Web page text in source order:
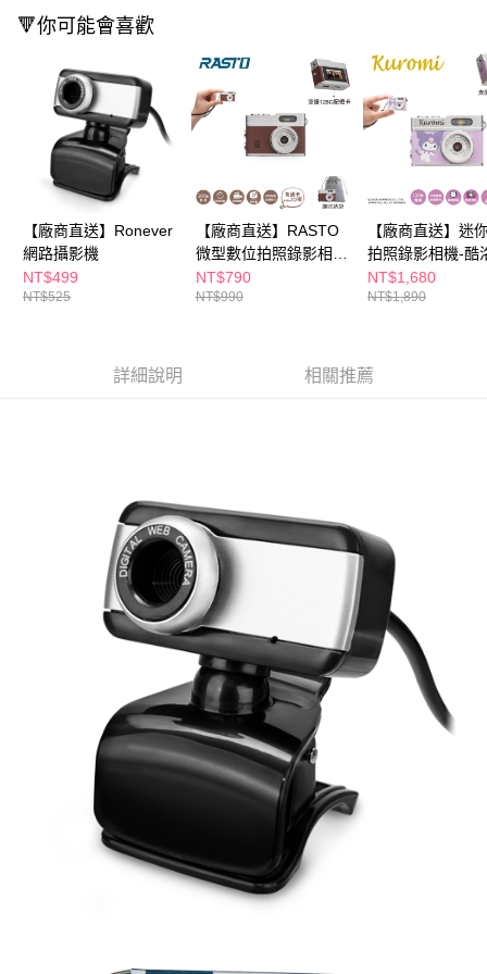
後付繳納相關費用。
是否繳費成功／繳費後需取消欲退款等相關疑問，請聯繫「AFTEE先享後付
客戶支援中心」https://netprotections.freshdesk.com/support/home
【注意事項】
１．透過由恩沛科技股份有限公司提供之「AFTEE先享後付」服務完成之交
易，需依本服務之必要範圍內提供個人資料，並將交易相關給付款項請求債
權轉讓予恩沛科技股份有限公司。
２．關於個人資料處理事宜，請瀏覽以下網址：
https://aftee.tw/terms/#terms3
３．未成年的使用者請事先徵得法定代理人或監護人之同意方可使用
「AFTEE先享後付」，若未經同意申辦者引起之損失，本公司不負相關責
任。
４．使用「AFTEE先享後付」時，將依據個別帳號之用戶狀況，依本公司即
恩沛科技股份有限公司將有權停止該用戶之使用額度並採取法律行動。
🔻你可能會喜歡
【廠商直送】Ronever
網路攝影機
NT$499
NT$525
【廠商直送】RASTO
微型數位拍照錄影相
機-咖-RP1
NT$790
NT$990
【廠商直送】迷
拍照錄影相機-酷
NT$1,680
NT$1,890
詳細說明 相關推薦